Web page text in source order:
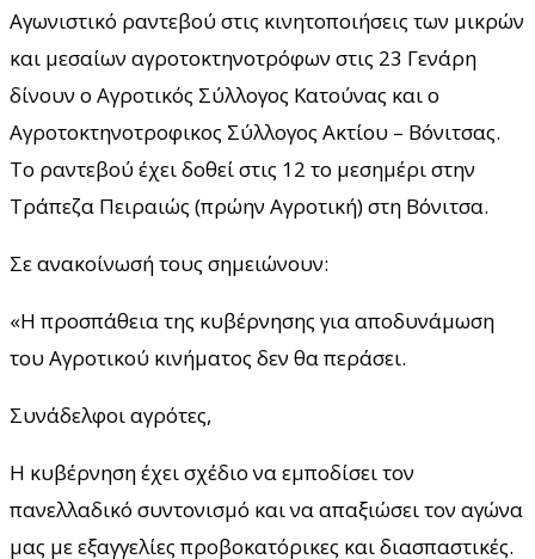
Αγωνιστικό ραντεβού στις κινητοποιήσεις των μικρών
και μεσαίων αγροτοκτηνοτρόφων στις 23 Γενάρη
δίνουν ο Αγροτικός Σύλλογος Κατούνας και ο
Αγροτοκτηνοτροφικος Σύλλογος Ακτίου – Βόνιτσας.
Το ραντεβού έχει δοθεί στις 12 το μεσημέρι στην
Τράπεζα Πειραιώς (πρώην Αγροτική) στη Βόνιτσα.
Σε ανακοίνωσή τους σημειώνουν:
«Η προσπάθεια της κυβέρνησης για αποδυνάμωση
του Αγροτικού κινήματος δεν θα περάσει.
Συνάδελφοι αγρότες,
Η κυβέρνηση έχει σχέδιο να εμποδίσει τον
πανελλαδικό συντονισμό και να απαξιώσει τον αγώνα
μας με εξαγγελίες προβοκατόρικες και διασπαστικές.